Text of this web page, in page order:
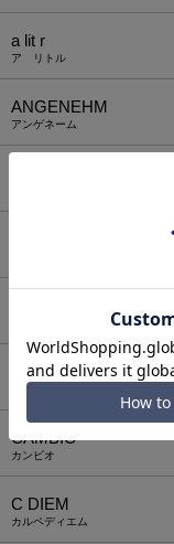
a lit r
ア リトル
ANGENEHM
アンゲネーム
CALL&RESPONSE
コールアンドレスポンス
CAMBIO
カンビオ
C DIEM
カルペディエム